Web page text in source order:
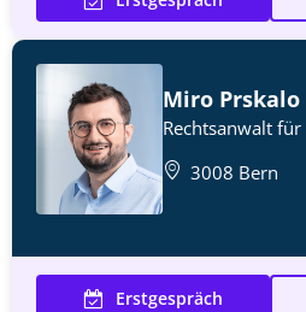
Miro Prskalo
Rechtsanwalt
3008 Bern
Erstgespräch